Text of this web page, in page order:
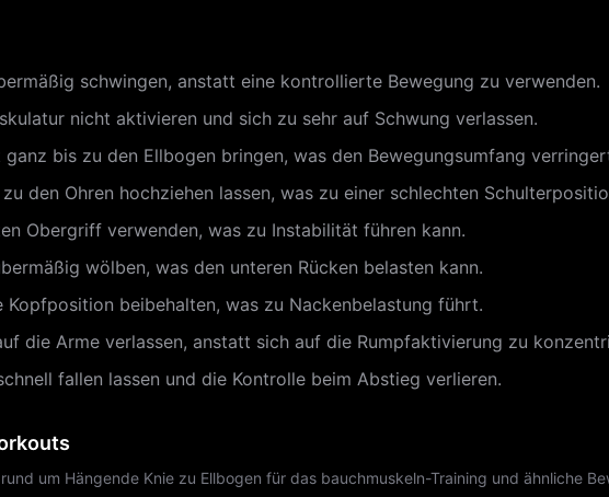
schwingen, anstatt eine kontrollierte Bewegung zu verwenden.
nicht aktivieren und sich zu sehr auf Schwung verlassen.
ganz bis zu den Ellbogen bringen, was den Bewegungsumfang
den Ohren hochziehen lassen, was zu einer schlechten
Obergriff verwenden, was zu Instabilität führen kann.
wölben, was den unteren Rücken belasten kann.
Kopfposition beibehalten, was zu Nackenbelastung führt.
die Arme verlassen, anstatt sich auf die Rumpfaktivierung zu
fallen lassen und die Kontrolle beim Abstieg verlieren.
um Hängende Knie zu Ellbogen für das bauchmuskeln-Training und ähnliche